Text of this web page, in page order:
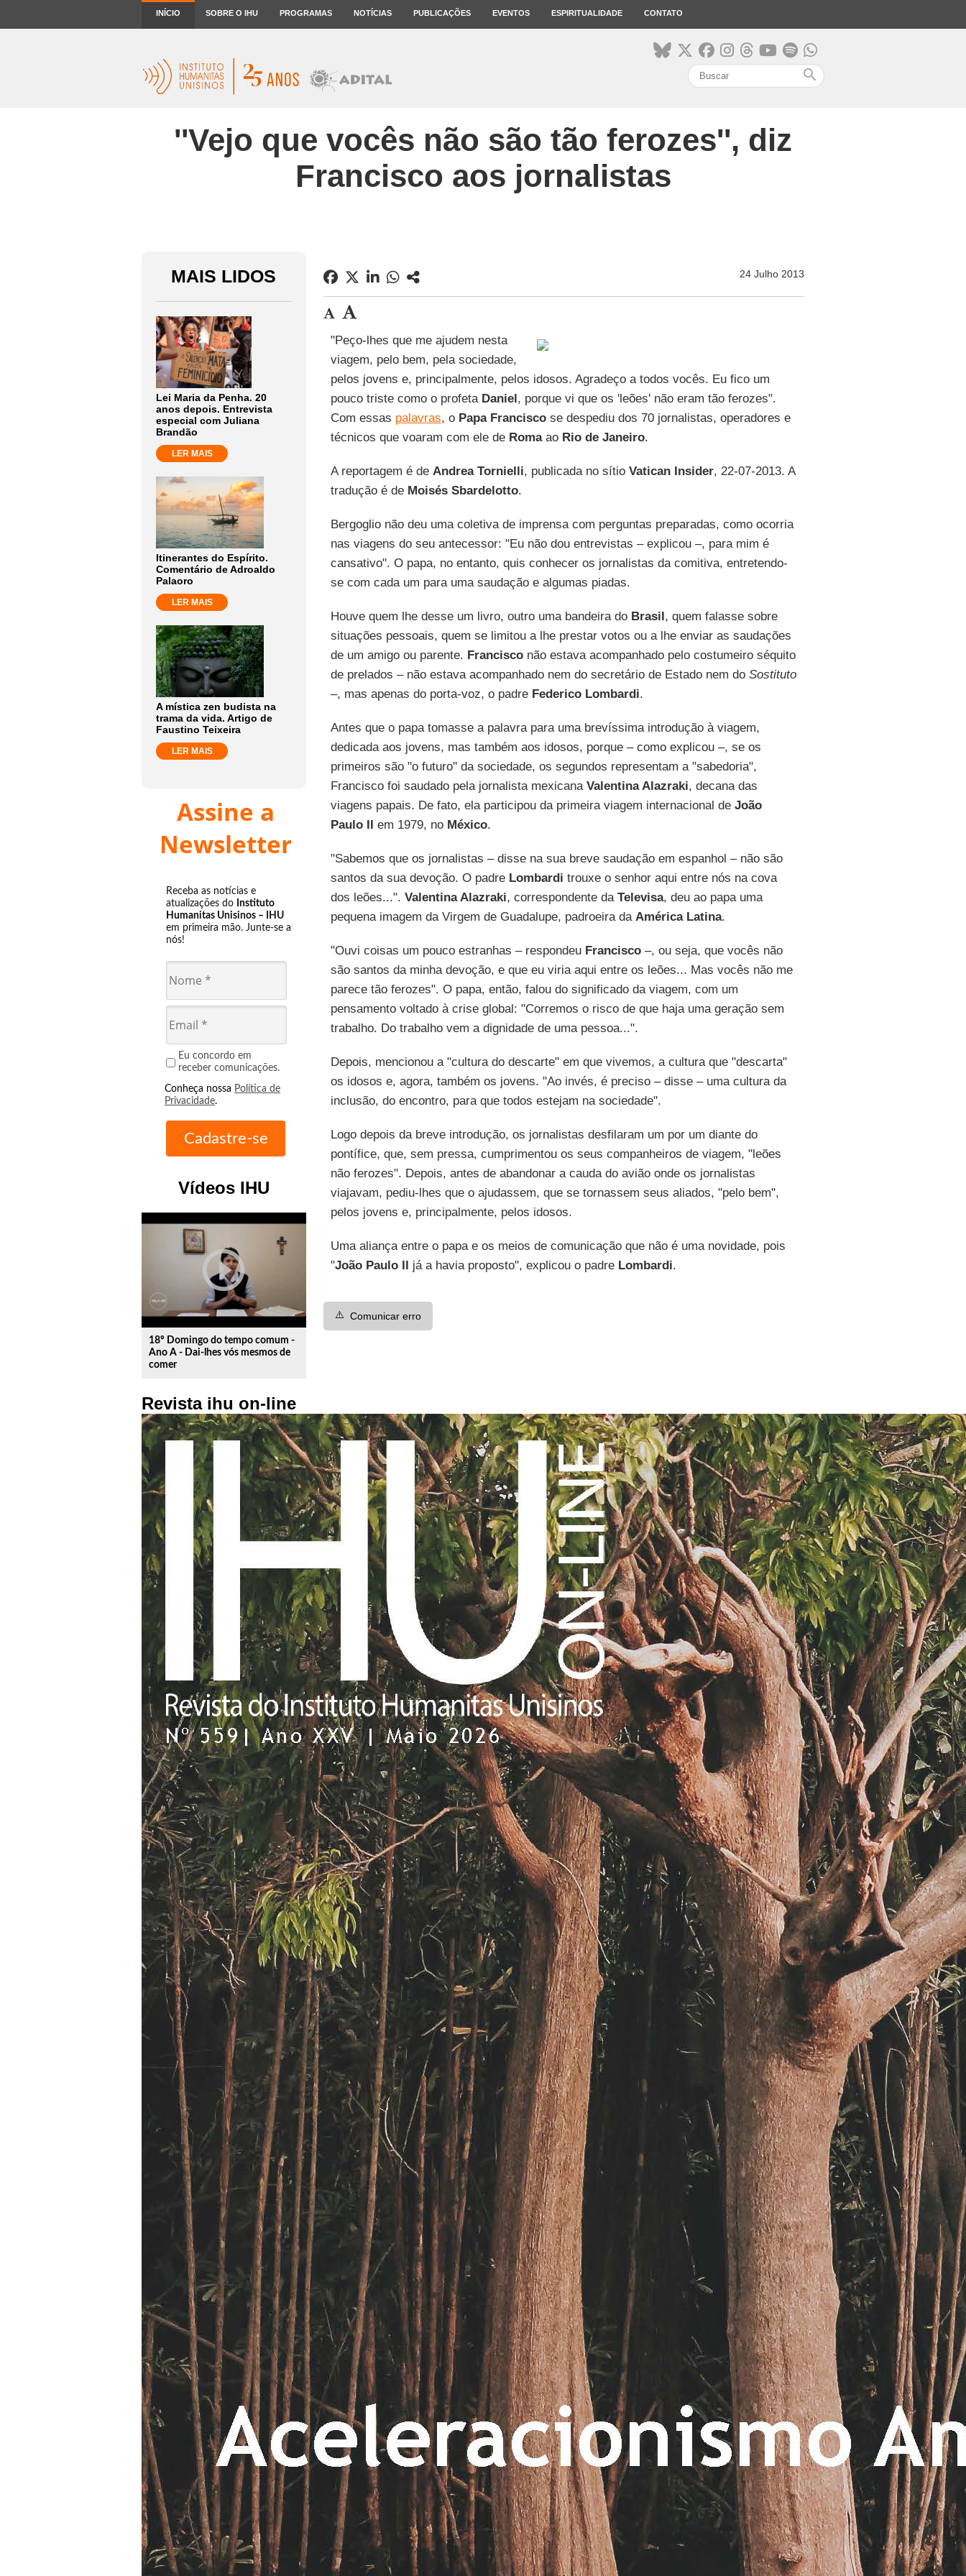
INÍCIO SOBRE O IHU PROGRAMAS NOTÍCIAS PUBLICAÇÕES EVENTOS ESPIRITUALIDADE CONTATO
search
''Vejo que vocês não são tão ferozes'', diz
Francisco aos jornalistas
MAIS LIDOS
Lei Maria da Penha. 20
anos depois. Entrevista
especial com Juliana
Brandão
LER MAIS
Itinerantes do Espírito.
Comentário de Adroaldo
Palaoro
LER MAIS
A mística zen budista na
trama da vida. Artigo de
Faustino Teixeira
LER MAIS
Assine a
Newsletter
Receba as notícias e
atualizações do Instituto
Humanitas Unisinos – IHU
em primeira mão. Junte-se a
nós!
Eu concordo em
receber comunicações.
Conheça nossa Política de
Privacidade.
Vídeos IHU
play_circle_outline
18º Domingo do tempo comum -
Ano A - Dai-lhes vós mesmos de
comer
Revista ihu on-line
24 Julho 2013
"Peço-lhes que me ajudem nesta
viagem, pelo bem, pela sociedade,
pelos jovens e, principalmente, pelos idosos. Agradeço a todos vocês. Eu fico um
pouco triste como o profeta Daniel, porque vi que os 'leões' não eram tão ferozes".
Com essas palavras, o Papa Franciscose despediu dos 70 jornalistas, operadores e
técnicos que voaram com ele de Romaao Rio de Janeiro.
A reportagem é de Andrea Tornielli, publicada no sítio Vatican Insider, 22-07-2013. A
tradução é de Moisés Sbardelotto.
Bergoglio não deu uma coletiva de imprensa com perguntas preparadas, como ocorria
nas viagens do seu antecessor: "Eu não dou entrevistas – explicou –, para mim é
cansativo". O papa, no entanto, quis conhecer os jornalistas da comitiva, entretendo-
se com cada um para uma saudação e algumas piadas.
Houve quem lhe desse um livro, outro uma bandeira do Brasil, quem falasse sobre
situações pessoais, quem se limitou a lhe prestar votos ou a lhe enviar as saudações
de um amigo ou parente. Francisconão estava acompanhado pelo costumeiro séquito
de prelados – não estava acompanhado nem do secretário de Estado nem do Sostituto
–, mas apenas do porta-voz, o padre Federico Lombardi.
Antes que o papa tomasse a palavra para uma brevíssima introdução à viagem,
dedicada aos jovens, mas também aos idosos, porque – como explicou –, se os
primeiros são "o futuro" da sociedade, os segundos representam a "sabedoria",
Francisco foi saudado pela jornalista mexicana Valentina Alazraki, decana das
viagens papais. De fato, ela participou da primeira viagem internacional de João
Paulo II em 1979, no México.
"Sabemos que os jornalistas – disse na sua breve saudação em espanhol – não são
santos da sua devoção. O padre Lombardi trouxe o senhor aqui entre nós na cova
dos leões...". Valentina Alazraki, correspondente da Televisa, deu ao papa uma
pequena imagem da Virgem de Guadalupe, padroeira da América Latina.
"Ouvi coisas um pouco estranhas – respondeu Francisco–, ou seja, que vocês não
são santos da minha devoção, e que eu viria aqui entre os leões... Mas vocês não me
parece tão ferozes". O papa, então, falou do significado da viagem, com um
pensamento voltado à crise global: "Corremos o risco de que haja uma geração sem
trabalho. Do trabalho vem a dignidade de uma pessoa...".
Depois, mencionou a "cultura do descarte" em que vivemos, a cultura que "descarta"
os idosos e, agora, também os jovens. "Ao invés, é preciso – disse – uma cultura da
inclusão, do encontro, para que todos estejam na sociedade".
Logo depois da breve introdução, os jornalistas desfilaram um por um diante do
pontífice, que, sem pressa, cumprimentou os seus companheiros de viagem, "leões
não ferozes". Depois, antes de abandonar a cauda do avião onde os jornalistas
viajavam, pediu-lhes que o ajudassem, que se tornassem seus aliados, "pelo bem",
pelos jovens e, principalmente, pelos idosos.
Uma aliança entre o papa e os meios de comunicação que não é uma novidade, pois
"João Paulo II já a havia proposto", explicou o padre Lombardi.
⚠️ Comunicar erro